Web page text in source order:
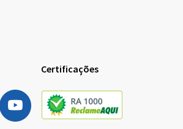
Certificações